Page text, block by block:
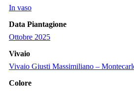
In vaso
Data Piantagione
Ottobre 2025
Vivaio
Vivaio Giusti Massimiliano –
Colore